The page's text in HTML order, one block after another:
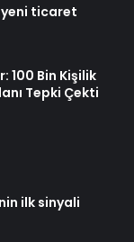
yeni ticaret
100 Bin Kişilik
Tepki Çekti
ilk sinyali